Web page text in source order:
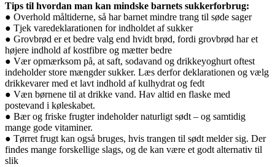
Tips til hvordan man kan mindske barnets sukkerforbrug:
● Overhold måltiderne, så har barnet mindre trang til søde sager
● Tjek varedeklarationen for indholdet af sukker
● Grovbrød er et bedre valg end hvidt brød, fordi grovbrød har et
højere indhold af kostfibre og mætter bedre
● Vær opmærksom på, at saft, sodavand og drikkeyoghurt oftest
indeholder store mængder sukker. Læs derfor deklarationen og vælg
drikkevarer med et lavt indhold af kulhydrat og fedt
● Væn børnene til at drikke vand. Hav altid en flaske med
postevand i køleskabet.
● Bær og friske frugter indeholder naturligt sødt – og samtidig
mange gode vitaminer.
● Tørret frugt kan også bruges, hvis trangen til sødt melder sig. Der
findes mange forskellige slags, og de kan være et godt alternativ til
slik